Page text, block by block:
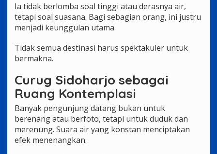
Ia tidak berlomba soal tinggi atau derasnya air,
tetapi soal suasana. Bagi sebagian orang, ini justru
menjadi keunggulan utama.
Tidak semua destinasi harus spektakuler untuk
bermakna.
Curug Sidoharjo sebagai
Ruang Kontemplasi
Banyak pengunjung datang bukan untuk
berenang atau berfoto, tetapi untuk duduk dan
merenung. Suara air yang konstan menciptakan
efek menenangkan.